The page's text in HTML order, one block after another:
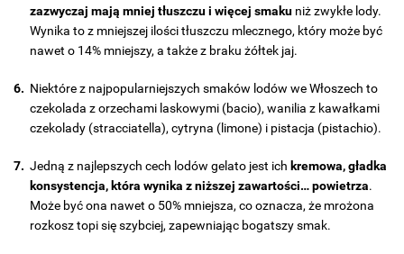
zazwyczaj mają mniej tłuszczu i więcej smaku niż zwykłe lody.
Wynika to z mniejszej ilości tłuszczu mlecznego, który może być
nawet o 14% mniejszy, a także z braku żółtek jaj.
Niektóre z najpopularniejszych smaków lodów we Włoszech to
czekolada z orzechami laskowymi (bacio), wanilia z kawałkami
czekolady (stracciatella), cytryna (limone) i pistacja (pistachio).
Jedną z najlepszych cech lodów gelato jest ich kremowa, gładka
konsystencja, która wynika z niższej zawartości… powietrza.
Może być ona nawet o 50% mniejsza, co oznacza, że mrożona
rozkosz topi się szybciej, zapewniając bogatszy smak.